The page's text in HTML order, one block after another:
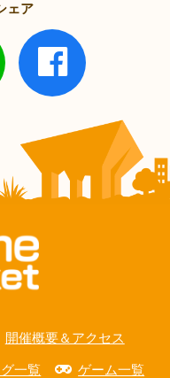
ェア
開催概要＆アクセス
一覧 ゲーム一覧